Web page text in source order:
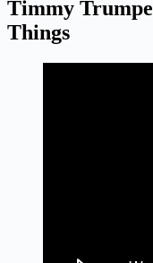
Timmy
Things